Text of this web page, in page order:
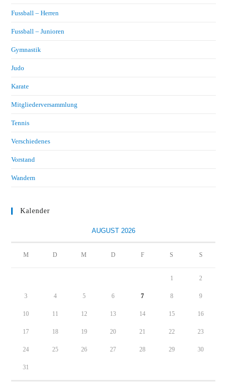
Fussball – Herren
Fussball – Junioren
Gymnastik
Judo
Karate
Mitgliederversammlung
Tennis
Verschiedenes
Vorstand
Wandern
Kalender
AUGUST 2026
M D M D F S S
1 2
3 4 5 6 7 8 9
10 11 12 13 14 15 16
17 18 19 20 21 22 23
24 25 26 27 28 29 30
31